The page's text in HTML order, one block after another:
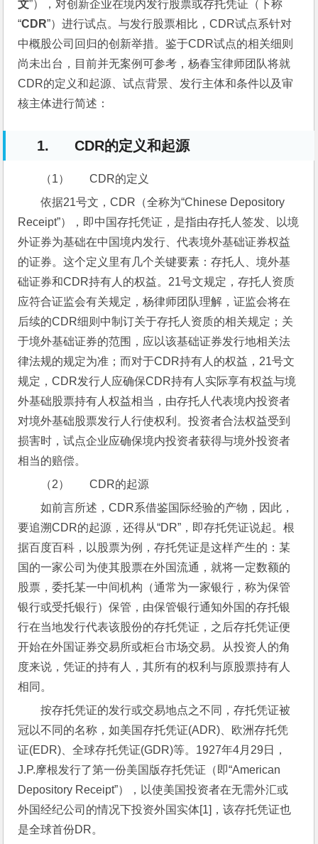
文”），对创新企业在境内发行股票或存托凭证（下称
“CDR”）进行试点。与发行股票相比，CDR试点系针对
中概股公司回归的创新举措。鉴于CDR试点的相关细则
尚未出台，目前并无案例可参考，杨春宝律师团队将就
CDR的定义和起源、试点背景、发行主体和条件以及审
核主体进行简述：
1. CDR的定义和起源
（1）       CDR的定义
依据21号文，CDR（全称为“Chinese Depository
Receipt”），即中国存托凭证，是指由存托人签发、以境
外证券为基础在中国境内发行、代表境外基础证券权益
的证券。这个定义里有几个关键要素：存托人、境外基
础证券和CDR持有人的权益。21号文规定，存托人资质
应符合证监会有关规定，杨律师团队理解，证监会将在
后续的CDR细则中制订关于存托人资质的相关规定；关
于境外基础证券的范围，应以该基础证券发行地相关法
律法规的规定为准；而对于CDR持有人的权益，21号文
规定，CDR发行人应确保CDR持有人实际享有权益与境
外基础股票持有人权益相当，由存托人代表境内投资者
对境外基础股票发行人行使权利。投资者合法权益受到
损害时，试点企业应确保境内投资者获得与境外投资者
相当的赔偿。
（2）       CDR的起源
如前言所述，CDR系借鉴国际经验的产物，因此，
要追溯CDR的起源，还得从“DR”，即存托凭证说起。根
据百度百科，以股票为例，存托凭证是这样产生的：某
国的一家公司为使其股票在外国流通，就将一定数额的
股票，委托某一中间机构（通常为一家银行，称为保管
银行或受托银行）保管，由保管银行通知外国的存托银
行在当地发行代表该股份的存托凭证，之后存托凭证便
开始在外国证券交易所或柜台市场交易。从投资人的角
度来说，凭证的持有人，其所有的权利与原股票持有人
相同。
按存托凭证的发行或交易地点之不同，存托凭证被
冠以不同的名称，如美国存托凭证(ADR)、欧洲存托凭
证(EDR)、全球存托凭证(GDR)等。1927年4月29日，
J.P.摩根发行了第一份美国版存托凭证（即“American
Depository Receipt”），以使美国投资者在无需外汇或
外国经纪公司的情况下投资外国实体[1]，该存托凭证也
是全球首份DR。